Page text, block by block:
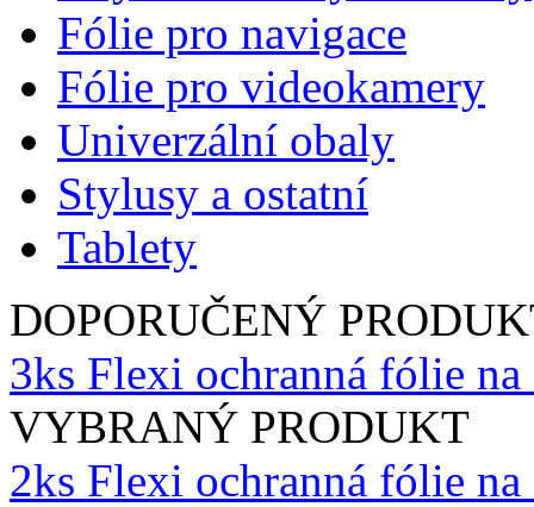
Fólie pro navigace
Fólie pro videokamery
Univerzální obaly
Stylusy a ostatní
Tablety
DOPORUČENÝ
3ks Flexi ochranná fólie
VYBRANÝ PRODUKT
2ks Flexi ochranná fólie